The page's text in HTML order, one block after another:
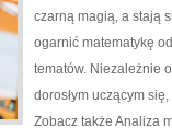
czarną magią, a stają
ogarnić matematykę
tematów. Niezależnie
dorosłym uczącym
Zobacz także Analiza